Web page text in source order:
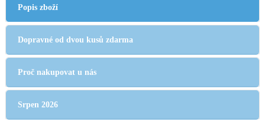
Popis zboží
Dopravné od dvou kusů zdarma
Proč nakupovat u nás
Srpen 2026